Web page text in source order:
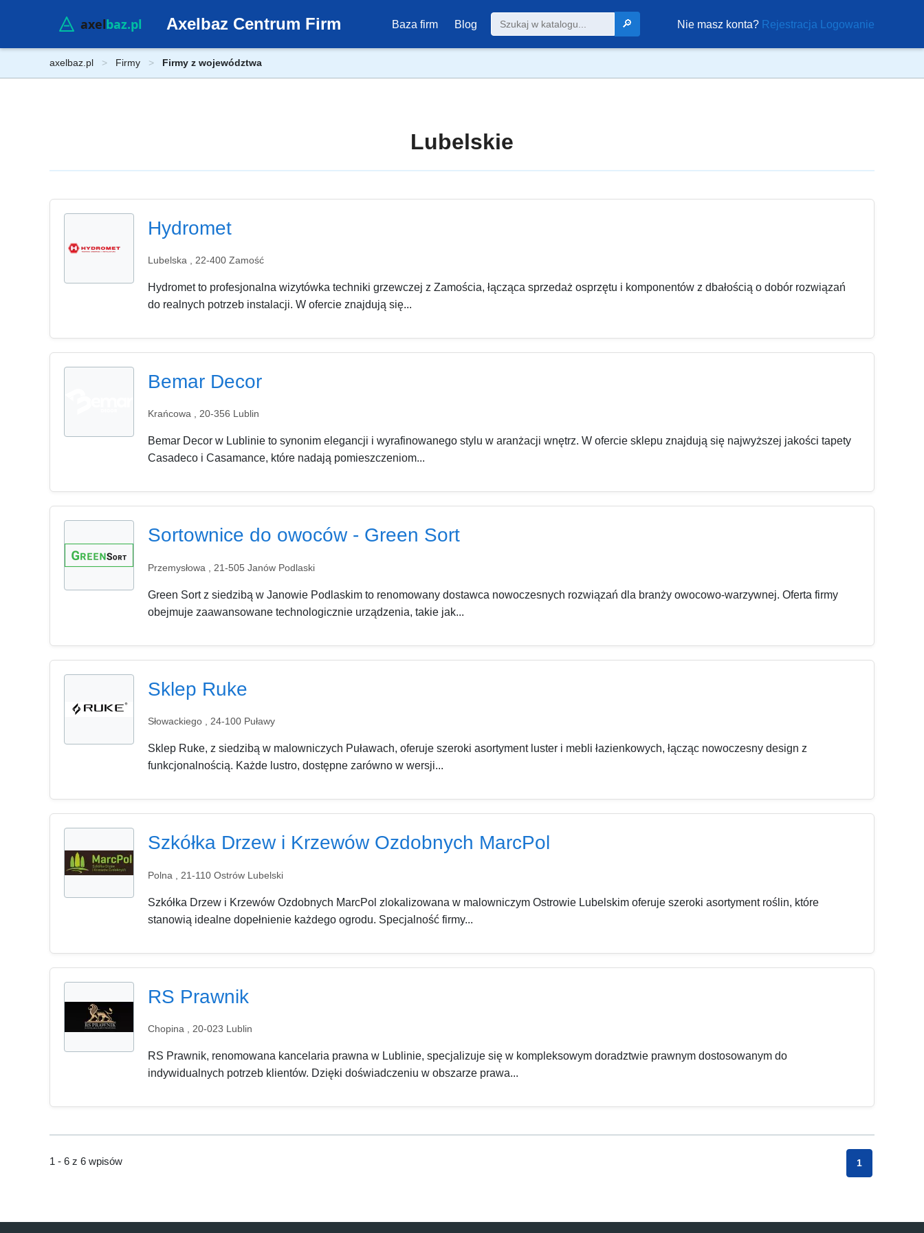
Axelbaz Centrum Firm Baza firm Blog 🔎 Nie masz konta? Rejestracja Logowanie
axelbaz.pl Firmy Firmy z województwa
Lubelskie
Hydromet
Lubelska , 22-400 Zamość
Hydromet to profesjonalna wizytówka techniki grzewczej z Zamościa, łącząca sprzedaż osprzętu i komponentów z dbałością o dobór rozwiązań
do realnych potrzeb instalacji. W ofercie znajdują się...
Bemar Decor
Krańcowa , 20-356 Lublin
Bemar Decor w Lublinie to synonim elegancji i wyrafinowanego stylu w aranżacji wnętrz. W ofercie sklepu znajdują się najwyższej jakości tapety
Casadeco i Casamance, które nadają pomieszczeniom...
Sortownice do owoców - Green Sort
Przemysłowa , 21-505 Janów Podlaski
Green Sort z siedzibą w Janowie Podlaskim to renomowany dostawca nowoczesnych rozwiązań dla branży owocowo-warzywnej. Oferta firmy
obejmuje zaawansowane technologicznie urządzenia, takie jak...
Sklep Ruke
Słowackiego , 24-100 Puławy
Sklep Ruke, z siedzibą w malowniczych Puławach, oferuje szeroki asortyment luster i mebli łazienkowych, łącząc nowoczesny design z
funkcjonalnością. Każde lustro, dostępne zarówno w wersji...
Szkółka Drzew i Krzewów Ozdobnych MarcPol
Polna , 21-110 Ostrów Lubelski
Szkółka Drzew i Krzewów Ozdobnych MarcPol zlokalizowana w malowniczym Ostrowie Lubelskim oferuje szeroki asortyment roślin, które
stanowią idealne dopełnienie każdego ogrodu. Specjalność firmy...
RS Prawnik
Chopina , 20-023 Lublin
RS Prawnik, renomowana kancelaria prawna w Lublinie, specjalizuje się w kompleksowym doradztwie prawnym dostosowanym do
indywidualnych potrzeb klientów. Dzięki doświadczeniu w obszarze prawa...
1 - 6 z 6 wpisów 1